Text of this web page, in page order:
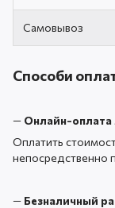
Самовывоз
Способи
— Онлайн-оплата
Оплатить
непосредственно
— Безналичный